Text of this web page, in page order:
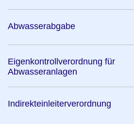
Abwasserabgabe
Eigenkontrollverordnung für
Abwasseranlagen
Indirekteinleiterverordnung